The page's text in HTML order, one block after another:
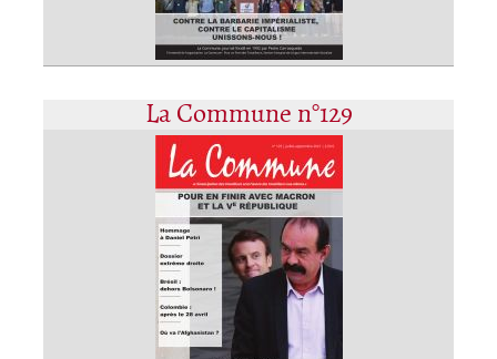
La Commune n°129